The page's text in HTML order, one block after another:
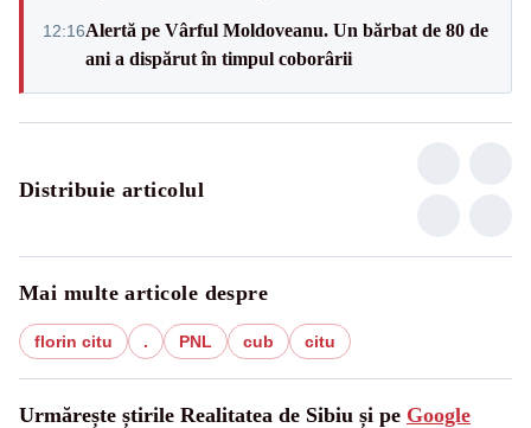
12:16Alertă pe Vârful Moldoveanu. Un bărbat de 80 de
ani a dispărut în timpul coborârii
Distribuie articolul
Mai multe articole despre
florin citu . PNL cub citu
Urmărește știrile Realitatea de Sibiu și pe Google